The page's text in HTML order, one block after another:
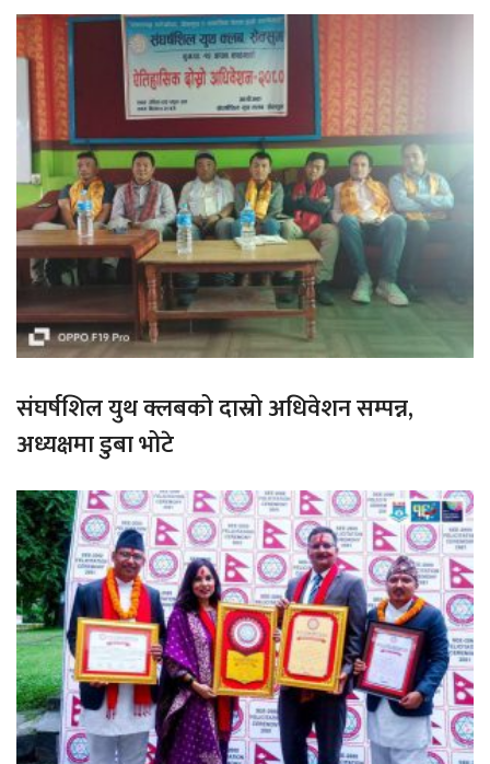
संघर्षशिल युथ क्लबको दास्रो अधिवेशन सम्पन्न,
अध्यक्षमा डुबा भोटे